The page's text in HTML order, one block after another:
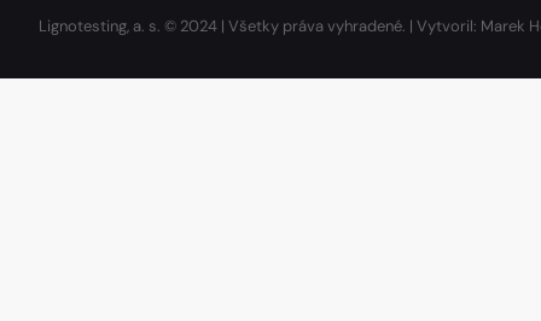
Lignotesting, a. s. © 2024 | Všetky práva vyhradené. | Vytvoril: Marek